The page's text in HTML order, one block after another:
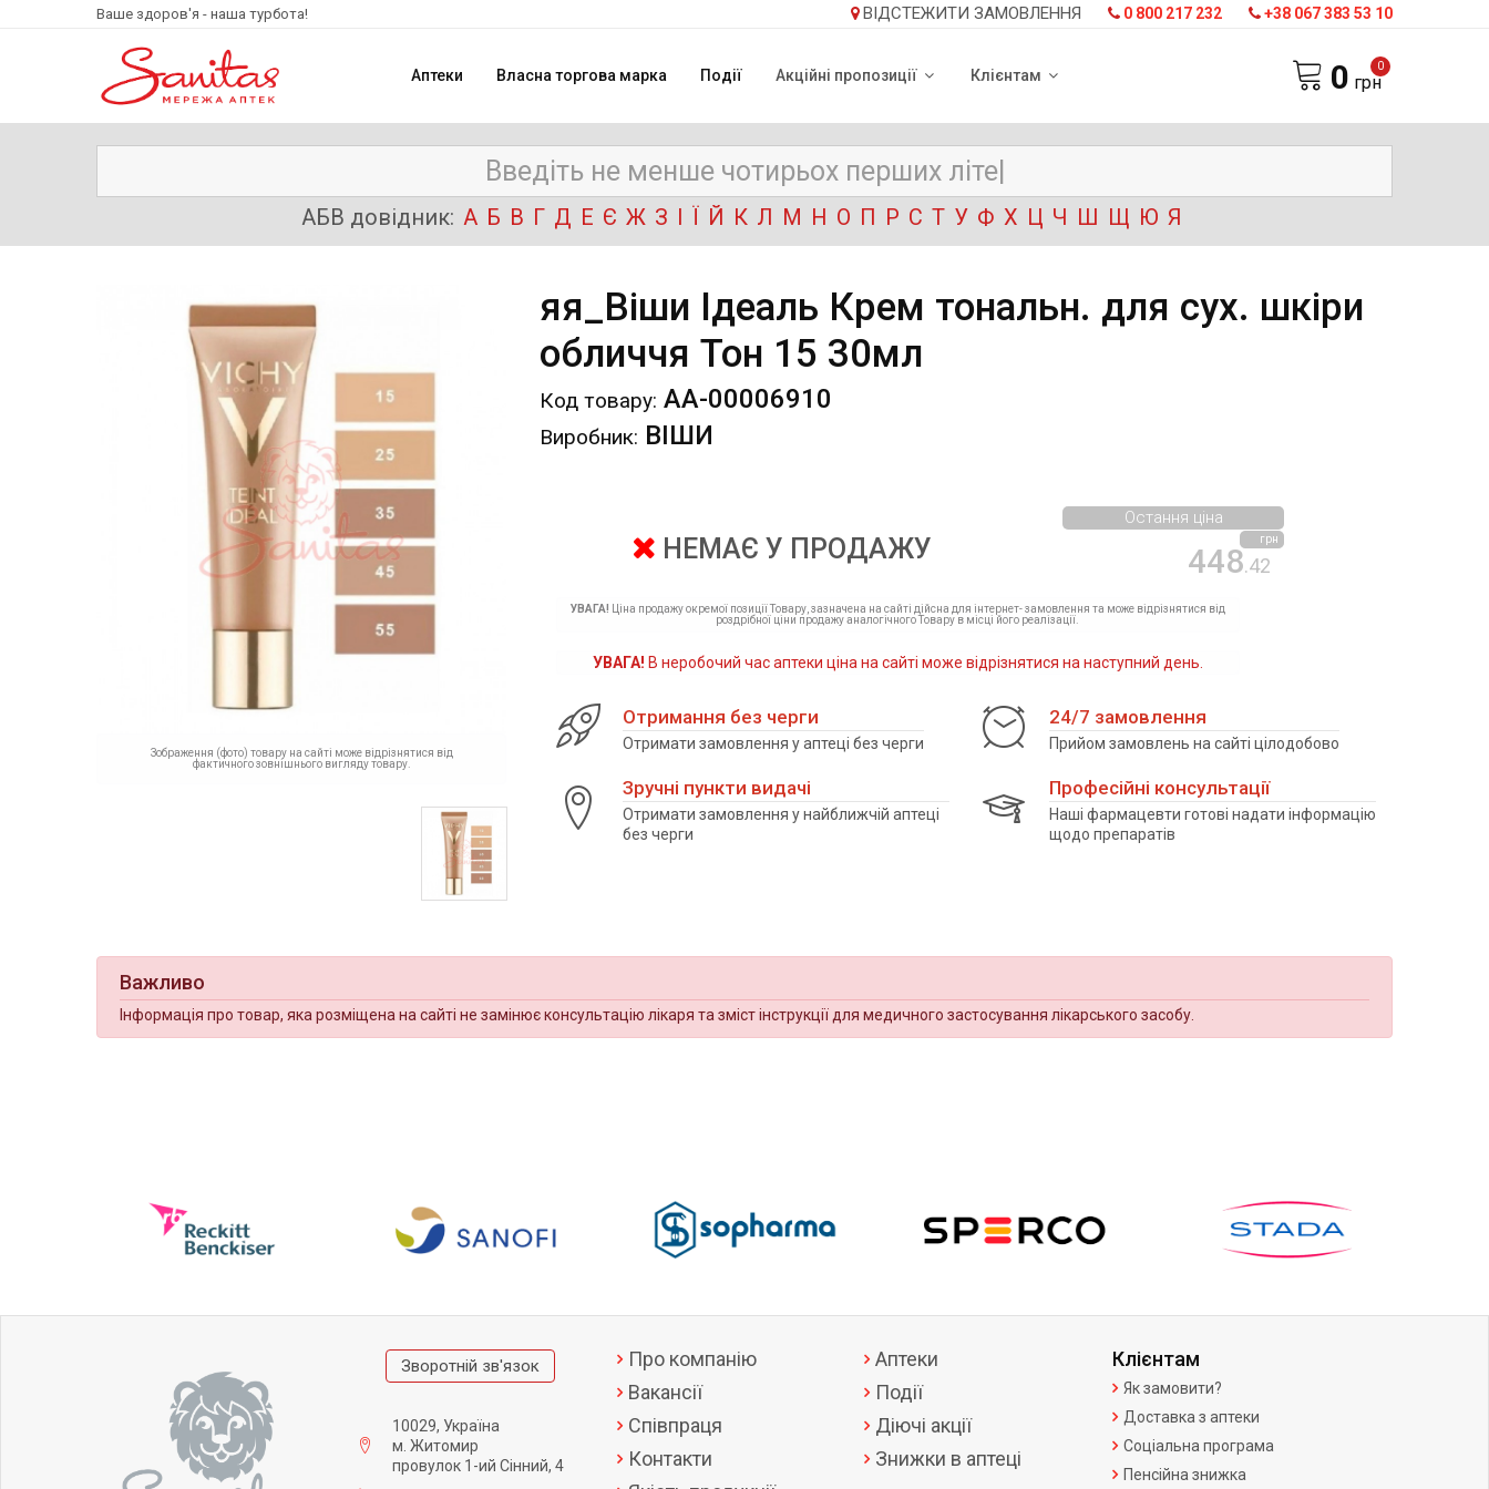
Ваше здоров'я - наша турбота! ВІДСТЕЖИТИ ЗАМОВЛЕННЯ 0 800 217 232 +38 067 383 53 10
Аптеки Власна торгова марка Події Акційні пропозиції Клієнтам
0
0 грн
АБВ довідник: А Б В Г Д Е Є Ж З І Ї Й К Л М Н О П Р С Т У Ф Х Ц Ч Ш Щ Ю Я
Зображення (фото) товару на сайті може відрізнятися від
фактичного зовнішнього вигляду товару.
яя_Віши Ідеаль Крем тональн. для сух. шкіри
обличчя Тон 15 30мл
Код товару: АА-00006910
Виробник: ВІШИ
НЕМАЄ У ПРОДАЖУ 448.42
грн
Остання ціна
УВАГА! Ціна продажу окремої позиції Товару, зазначена на сайті дійсна для інтернет- замовлення та може відрізнятися від
роздрібної ціни продажу аналогічного Товару в місці його реалізації.
УВАГА! В неробочий час аптеки ціна на сайті може відрізнятися на наступний день.
Отримання без черги
Отримати замовлення у аптеці без черги
24/7 замовлення
Прийом замовлень на сайті цілодобово
Зручні пункти видачі
Отримати замовлення у найближчій аптеці
без черги
Професійні консультації
Наші фармацевти готові надати інформацію
щодо препаратів
Важливо
Інформація про товар, яка розміщена на сайті не замінює консультацію лікаря та зміст інструкції для медичного застосування лікарського засобу.
Зворотній зв'язок
10029, Україна
м. Житомир
провулок 1-ий Сінний, 4
Про компанію
Вакансії
Співпраця
Контакти
Аптеки
Події
Діючі акції
Знижки в аптеці
Клієнтам
Як замовити?
Доставка з аптеки
Соціальна програма
Пенсійна знижка